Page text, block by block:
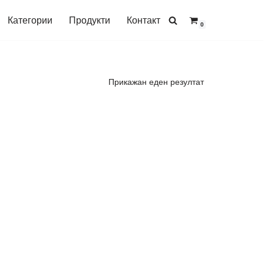
Категории Продукти Контакт 0
Прикажан еден резултат